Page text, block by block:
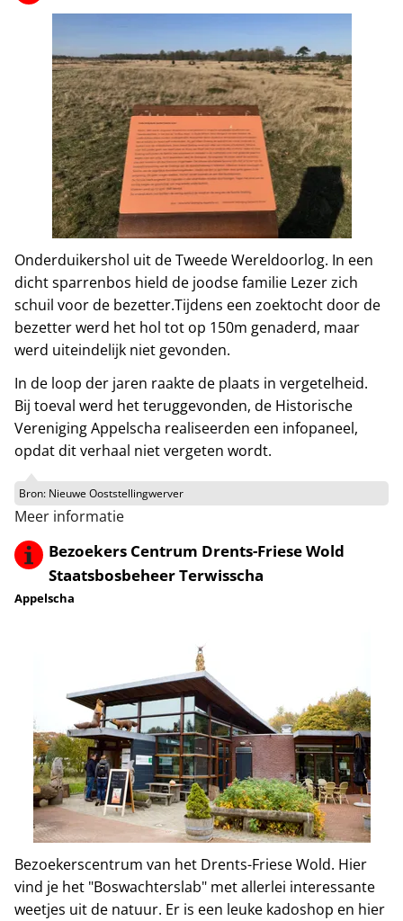
Onderduikershol uit de Tweede Wereldoorlog. In een
dicht sparrenbos hield de joodse familie Lezer zich
schuil voor de bezetter.Tijdens een zoektocht door de
bezetter werd het hol tot op 150m genaderd, maar
werd uiteindelijk niet gevonden.
In de loop der jaren raakte de plaats in vergetelheid.
Bij toeval werd het teruggevonden, de Historische
Vereniging Appelscha realiseerden een infopaneel,
opdat dit verhaal niet vergeten wordt.
Bron: Nieuwe Ooststellingwerver
Meer informatie
Bezoekers Centrum Drents-Friese Wold
Staatsbosbeheer Terwisscha
Appelscha
Bezoekerscentrum van het Drents-Friese Wold. Hier
vind je het "Boswachterslab" met allerlei interessante
weetjes uit de natuur. Er is een leuke kadoshop en hier